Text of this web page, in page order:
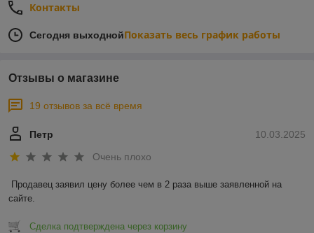
Контакты
Сегодня выходнойПоказать весь график работы
Отзывы о магазине
19 отзывов за всё время
10.03.2025
Петр
Очень плохо
Продавец заявил цену более чем в 2 раза выше заявленной на
сайте.
Сделка подтверждена через корзину